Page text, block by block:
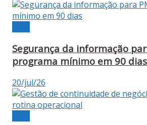
Segurança da informação
programa mínimo em 90 dias
20/jul/26